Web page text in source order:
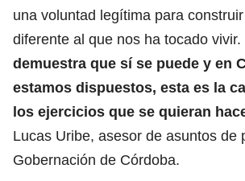
una voluntad legítima para
diferente al que nos ha tocado vivir.
demuestra que sí se puede y en
estamos dispuestos, esta es la
los ejercicios que se quieran
Lucas Uribe, asesor de asuntos de
Gobernación de Córdoba.